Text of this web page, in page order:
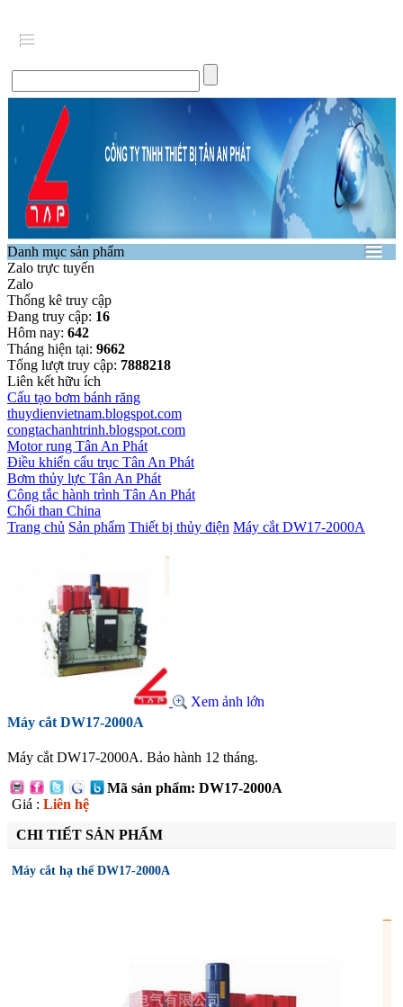
Danh mục sản phẩm
Zalo trực tuyến
Zalo
Thống kê truy cập
Đang truy cập: 16
Hôm nay: 642
Tháng hiện tại: 9662
Tổng lượt truy cập: 7888218
Liên kết hữu ích
Cấu tạo bơm bánh răng
thuydienvietnam.blogspot.com
congtachanhtrinh.blogspot.com
Motor rung Tân An Phát
Điều khiển cẩu trục Tân An Phát
Bơm thủy lực Tân An Phát
Công tắc hành trình Tân An Phát
Chổi than China
Trang chủ Sản phẩm Thiết bị thủy điện Máy cắt DW17-2000A
Xem ảnh lớn
Máy cắt DW17-2000A
Máy cắt DW17-2000A. Bảo hành 12 tháng.
Mã sản phẩm: DW17-2000A
Giá : Liên hệ
CHI TIẾT SẢN PHẨM
Máy cắt hạ thế DW17-2000A